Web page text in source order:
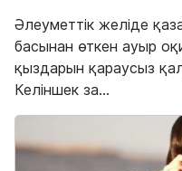
Әлеуметтік желіде
басынан өткен ауыр
қыздарын қараусыз
Келіншек за...